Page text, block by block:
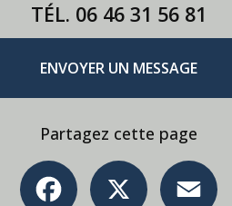
TÉL. 06 46 31 56 81
ENVOYER UN MESSAGE
Partagez cette page
Facebook